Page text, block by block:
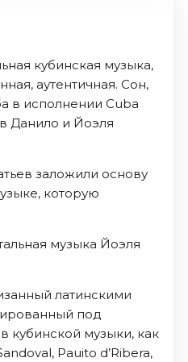
кубинская музыка,
аутентичная. Сон,
в исполнении Cuba
Данило и Йоэля
заложили основу
которую
музыка Йоэля
латинскими
под
кубинской музыки, как
Pauito d’Ribera,